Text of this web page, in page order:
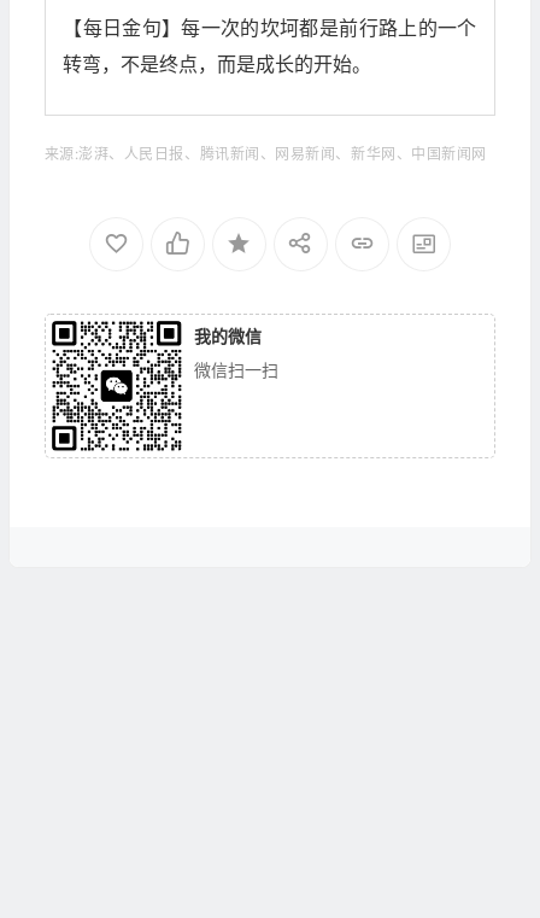
【每日金句】每一次的坎坷都是前行路上的一个
转弯，不是终点，而是成长的开始。
来源:澎湃、人民日报、腾讯新闻、网易新闻、新华网、中国新闻网
我的微信
微信扫一扫